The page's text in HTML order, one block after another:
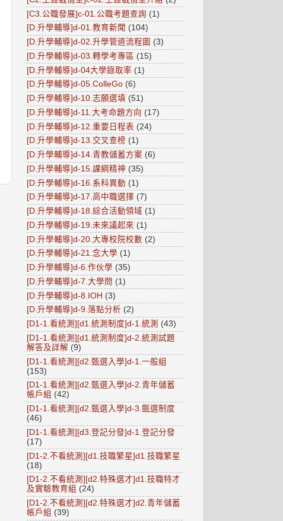
[C3.公職發展]c-01.公職考題查詢 (1)
[D.升學輔導]d-01.教育新聞 (104)
[D.升學輔導]d-02.升學管道流程圖 (3)
[D.升學輔導]d-03.轉學考專區 (15)
[D.升學輔導]d-04大學錄取率 (1)
[D.升學輔導]d-05.ColleGo (6)
[D.升學輔導]d-10.志願選填 (51)
[D.升學輔導]d-11.大考命題方向 (17)
[D.升學輔導]d-12.重要日程表 (24)
[D.升學輔導]d-13.交叉查榜 (1)
[D.升學輔導]d-14.青教儲蓄方案 (6)
[D.升學輔導]d-15.課綱精神 (35)
[D.升學輔導]d-16.系科異動 (1)
[D.升學輔導]d-17.高中職選擇 (7)
[D.升學輔導]d-18.綜合活動領域 (1)
[D.升學輔導]d-19.未來議起來 (1)
[D.升學輔導]d-20.大專校院校數 (2)
[D.升學輔導]d-21.念大學 (1)
[D.升學輔導]d-6.作伙學 (35)
[D.升學輔導]d-7.大學問 (1)
[D.升學輔導]d-8.IOH (3)
[D.升學輔導]d-9.落點分析 (2)
[D1-1.看統測][d1.統測制度]d-1.統測 (43)
[D1-1.看統測][d1.統測制度]d-2.統測試題
解答及詳解 (9)
[D1-1.看統測][d2.甄選入學]d-1.一般組
(153)
[D1-1.看統測][d2.甄選入學]d-2.青年儲蓄
帳戶組 (42)
[D1-1.看統測][d2.甄選入學]d-3.甄選制度
(46)
[D1-1.看統測][d3.登記分發]d-1.登記分發
(17)
[D1-2.不看統測][d1.技職繁星]d1.技職繁星
(18)
[D1-2.不看統測][d2.特殊選才]d1.技職特才
及實驗教育組 (24)
[D1-2.不看統測][d2.特殊選才]d2.青年儲蓄
帳戶組 (39)